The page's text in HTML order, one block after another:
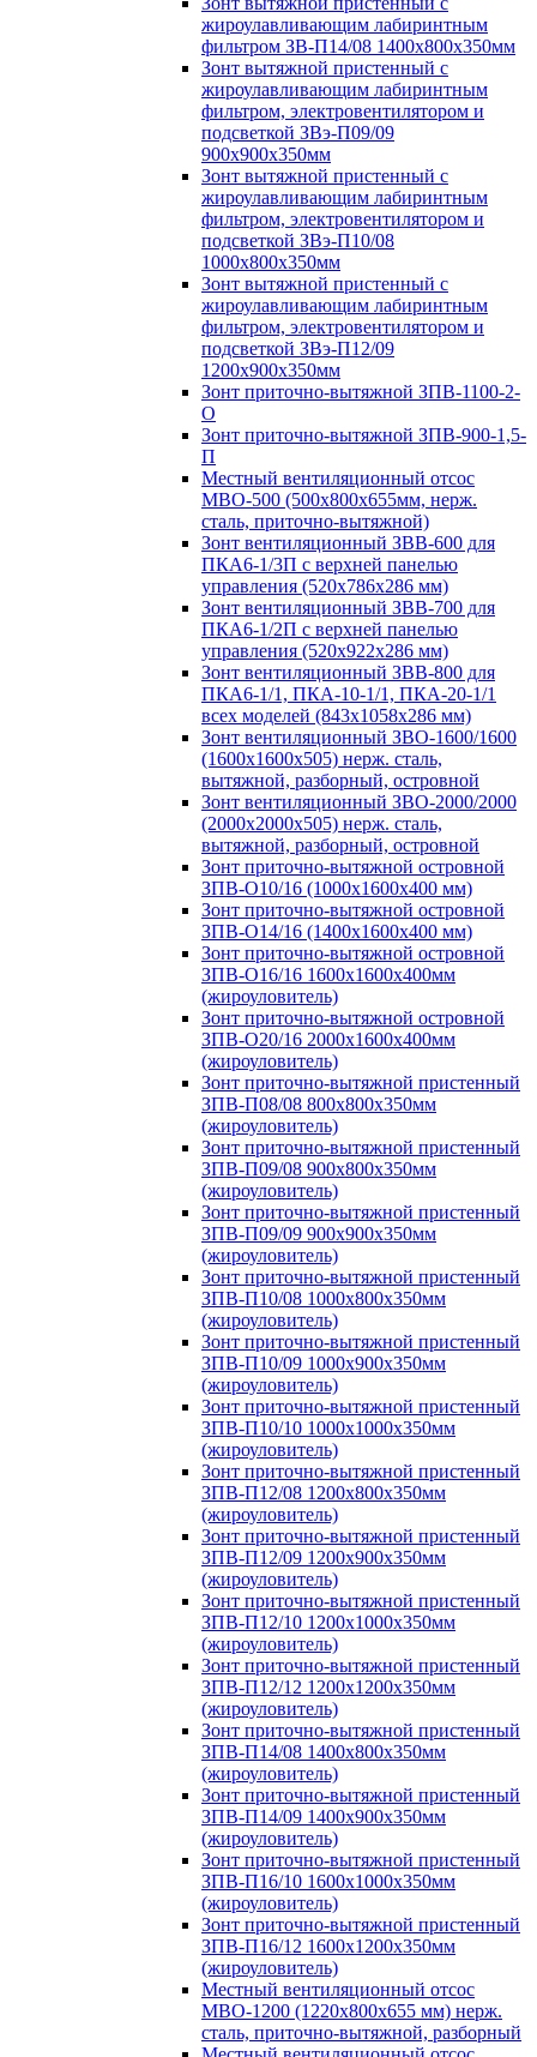
жироулавливающим лабиринтным
фильтром ЗВ-П14/08 1400х800х350мм
Зонт вытяжной пристенный с
жироулавливающим лабиринтным
фильтром, электровентилятором и
подсветкой ЗВэ-П09/09
900х900х350мм
Зонт вытяжной пристенный с
жироулавливающим лабиринтным
фильтром, электровентилятором и
подсветкой ЗВэ-П10/08
1000х800х350мм
Зонт вытяжной пристенный с
жироулавливающим лабиринтным
фильтром, электровентилятором и
подсветкой ЗВэ-П12/09
1200х900х350мм
Зонт приточно-вытяжной ЗПВ-1100-2-
О
Зонт приточно-вытяжной ЗПВ-900-1,5-
П
Местный вентиляционный отсос
МВО-500 (500х800х655мм, нерж.
сталь, приточно-вытяжной)
Зонт вентиляционный ЗВВ-600 для
ПКА6-1/3П с верхней панелью
управления (520х786х286 мм)
Зонт вентиляционный ЗВВ-700 для
ПКА6-1/2П с верхней панелью
управления (520х922х286 мм)
Зонт вентиляционный ЗВВ-800 для
ПКА6-1/1, ПКА-10-1/1, ПКА-20-1/1
всех моделей (843х1058х286 мм)
Зонт вентиляционный ЗВО-1600/1600
(1600х1600х505) нерж. сталь,
вытяжной, разборный, островной
Зонт вентиляционный ЗВО-2000/2000
(2000х2000х505) нерж. сталь,
вытяжной, разборный, островной
Зонт приточно-вытяжной островной
ЗПВ-О10/16 (1000х1600х400 мм)
Зонт приточно-вытяжной островной
ЗПВ-О14/16 (1400х1600х400 мм)
Зонт приточно-вытяжной островной
ЗПВ-О16/16 1600х1600х400мм
(жироуловитель)
Зонт приточно-вытяжной островной
ЗПВ-О20/16 2000х1600х400мм
(жироуловитель)
Зонт приточно-вытяжной пристенный
ЗПВ-П08/08 800х800х350мм
(жироуловитель)
Зонт приточно-вытяжной пристенный
ЗПВ-П09/08 900х800х350мм
(жироуловитель)
Зонт приточно-вытяжной пристенный
ЗПВ-П09/09 900х900х350мм
(жироуловитель)
Зонт приточно-вытяжной пристенный
ЗПВ-П10/08 1000х800х350мм
(жироуловитель)
Зонт приточно-вытяжной пристенный
ЗПВ-П10/09 1000х900х350мм
(жироуловитель)
Зонт приточно-вытяжной пристенный
ЗПВ-П10/10 1000х1000х350мм
(жироуловитель)
Зонт приточно-вытяжной пристенный
ЗПВ-П12/08 1200х800х350мм
(жироуловитель)
Зонт приточно-вытяжной пристенный
ЗПВ-П12/09 1200х900х350мм
(жироуловитель)
Зонт приточно-вытяжной пристенный
ЗПВ-П12/10 1200х1000х350мм
(жироуловитель)
Зонт приточно-вытяжной пристенный
ЗПВ-П12/12 1200х1200х350мм
(жироуловитель)
Зонт приточно-вытяжной пристенный
ЗПВ-П14/08 1400х800х350мм
(жироуловитель)
Зонт приточно-вытяжной пристенный
ЗПВ-П14/09 1400х900х350мм
(жироуловитель)
Зонт приточно-вытяжной пристенный
ЗПВ-П16/10 1600х1000х350мм
(жироуловитель)
Зонт приточно-вытяжной пристенный
ЗПВ-П16/12 1600х1200х350мм
(жироуловитель)
Местный вентиляционный отсос
МВО-1200 (1220х800х655 мм) нерж.
сталь, приточно-вытяжной, разборный